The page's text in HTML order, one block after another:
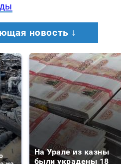
новость ↓
На Урале из казны
были украдены 18